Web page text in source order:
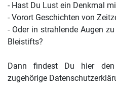
- Hast Du Lust ein Denkmal
- Vorort Geschichten von
- Oder in strahlende Augen
Bleistifts?
Dann findest Du hierden
zugehörige